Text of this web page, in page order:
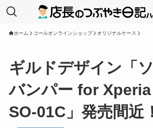
ホーム コールオンラインショップ オリジナルケース
ギルドデザイン「
バンパー for
SO-01C」発売間近！